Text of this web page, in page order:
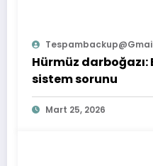
Hürmüz darboğazı:
sistem sorunu
Mart 25, 2026